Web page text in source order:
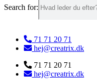
Search for:
71 71 20 71
hej@creatrix.dk
71 71 20 71
hej@creatrix.dk